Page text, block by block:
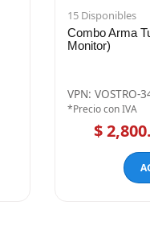
15 Disponibles
Combo Arma
Monitor)
VPN: VOSTRO-
*Precio con IVA
$